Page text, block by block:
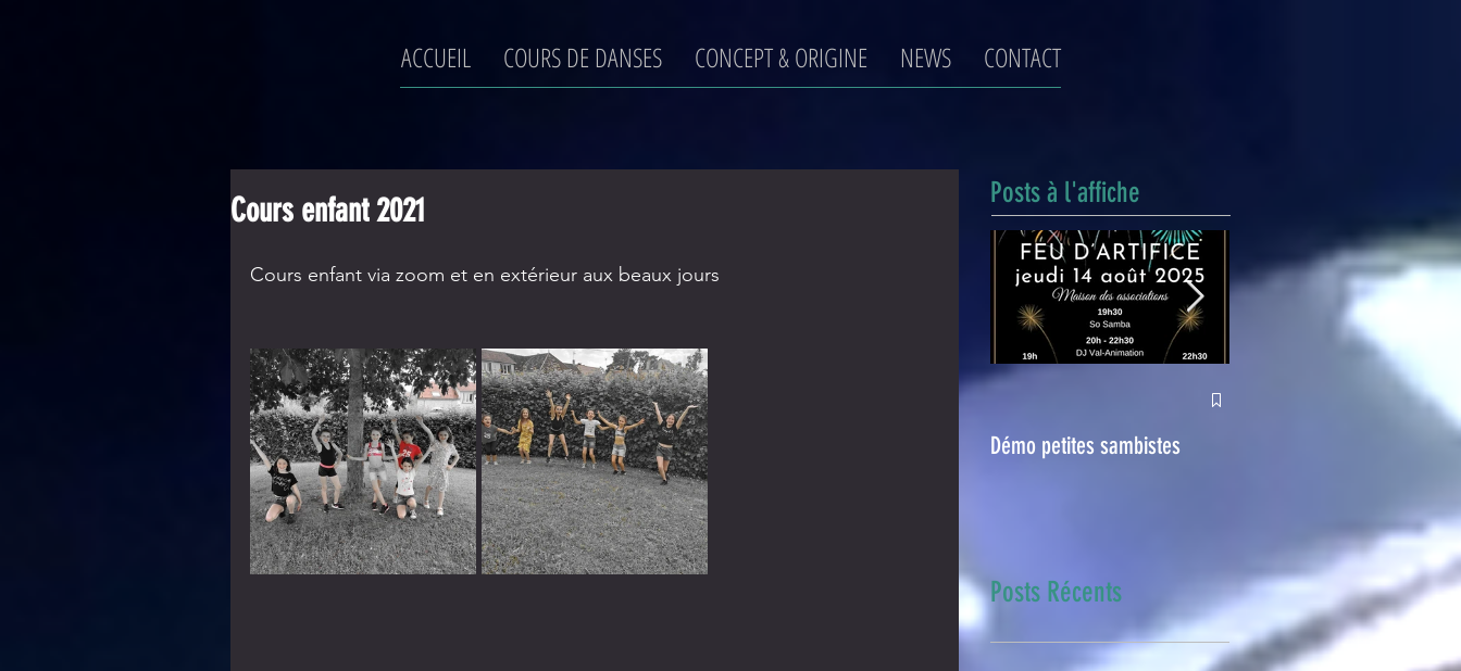
ACCUEIL COURS DE DANSES CONCEPT & ORIGINE NEWS CONTACT
Cours enfant 2021
Cours enfant via zoom et en extérieur aux beaux jours
Posts à l'affiche
Démo petites sambistes
Posts Récents